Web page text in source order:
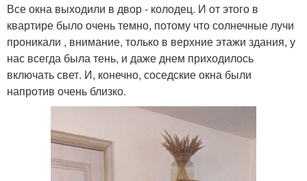
Все окна выходили в двор - колодец. И от этого в
квартире было очень темно, потому что солнечные лучи
проникали , внимание, только в верхние этажи здания, у
нас всегда была тень, и даже днем приходилось
включать свет. И, конечно, соседские окна были
напротив очень близко.